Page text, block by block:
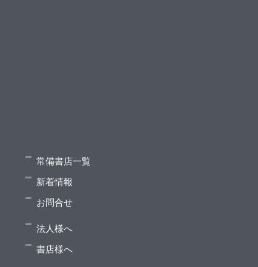
常備書店一覧
新着情報
お問合せ
法人様へ
書店様へ